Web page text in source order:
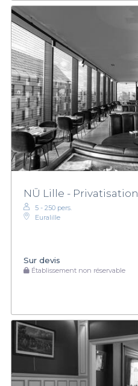
NŪ Lille - Privatisation
5 - 250 pers.
Euralille
Sur devis
Établissement non réservable